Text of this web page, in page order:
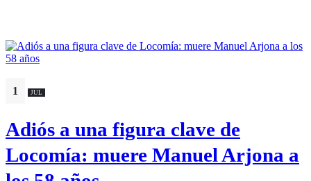
1 JUL
Adiós a una figura clave de
Locomía: muere Manuel Arjona a